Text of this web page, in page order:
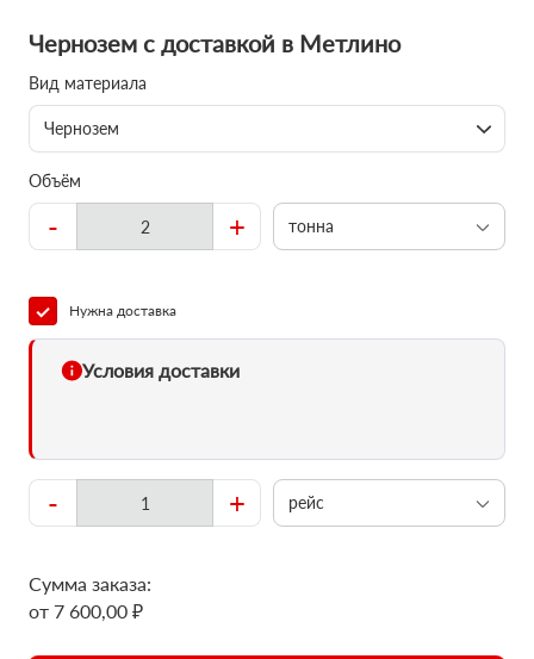
Чернозем с доставкой в Метлино
Вид материала
Чернозем
Объём
- + тонна
Нужна доставка
Условия доставки
- + рейс
Сумма заказа:
от 7 600,00 ₽